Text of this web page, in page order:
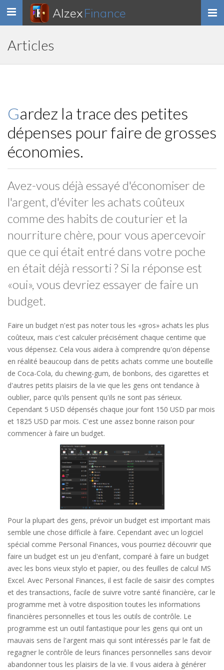
Toggle
navigation
AlzexFinance
Articles
Gardez la trace des petites
dépenses pour faire de grosses
économies.
Avez-vous déjà essayé d'économiser de
l'argent, d'éviter les achats coûteux
comme des habits de couturier et la
nourriture chère, pour vous apercevoir
que ce qui était entré dans votre poche
en était déjà ressorti ? Si la réponse est
«oui», vous devriez essayer de faire un
budget.
Faire un budget n'est pas noter tous les «gros» achats les plus
coûteux, mais c'est calculer précisément chaque centime que
vous dépensez. Cela vous aidera à comprendre qu'on dépense
en réalité beaucoup dans de petits achats comme une bouteille
de Coca-Cola, du chewing-gum, de bonbons, des cigarettes et
d'autres petits plaisirs de la vie que les gens ont tendance à
oublier, parce qu'ils pensent qu'ils ne sont pas sérieux.
Cependant 5 USD dépensés chaque jour font 150 USD par mois
et 1825 USD par mois. C'est une assez bonne raison pour
commencer à faire un budget.
Pour la plupart des gens, prévoir un budget est important mais
semble une chose difficile à faire. Cependant avec un logiciel
spécial comme Personal Finances, vous pourriez découvrir que
faire un budget est un jeu d'enfant, comparé à faire un budget
avec les bons vieux stylo et papier, ou des feuilles de calcul MS
Excel. Avec Personal Finances, il est facile de saisir des comptes
et des transactions, facile de suivre votre santé financière, car le
programme met à votre disposition toutes les informations
financières personnelles et tous les outils de contrôle. Le
programme est un outil fantastique pour les gens qui ont un
mauvais sens de l'argent mais qui sont intéressés par le fait de
regagner le contrôle de leurs finances personnelles sans devoir
abandonner tous les plaisirs de la vie. Il vous aidera à générer